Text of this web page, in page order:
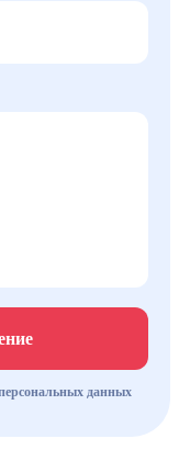
данных